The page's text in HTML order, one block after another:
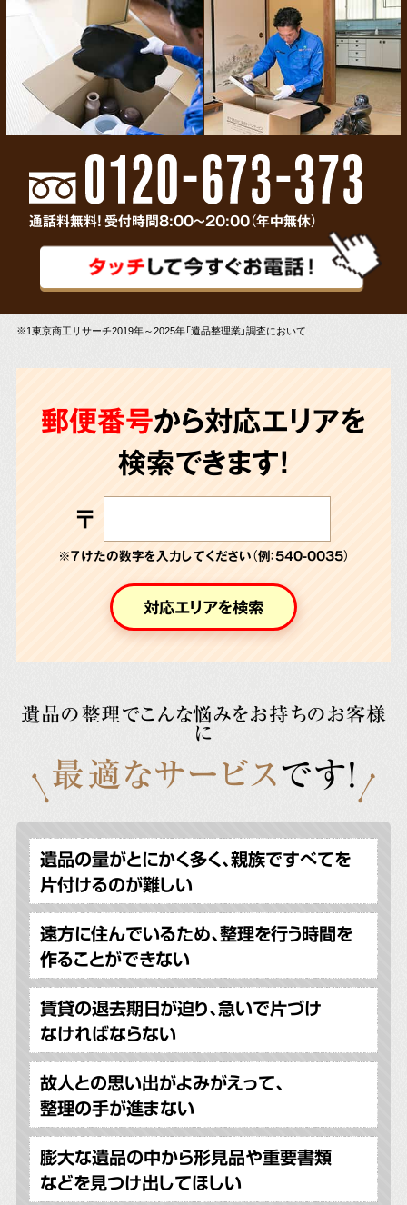
通話料無料! 受付時間8:00～20:00（年中無休）
※1東京商工リサーチ2019年～2025年「遺品整理業」調査において
郵便番号から対応エリアを
検索できます!
〒
※７けたの数字を入力してください（例：540-0035）
対応エリアを検索
遺品の整理でこんな悩みをお持ちのお客様
に
最適なサービスです!
遺品の量がとにかく多く、親族ですべてを
片付けるのが難しい
遠方に住んでいるため、整理を行う時間を
作ることができない
賃貸の退去期日が迫り、急いで片づけ
なければならない
故人との思い出がよみがえって、
整理の手が進まない
膨大な遺品の中から形見品や重要書類
などを見つけ出してほしい